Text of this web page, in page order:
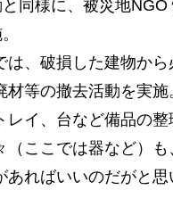
同様に、被災地
は、破損した建物か
材等の撤去活動を実
イ、台など備品の
ここでは器など）
ればいいのだがと思